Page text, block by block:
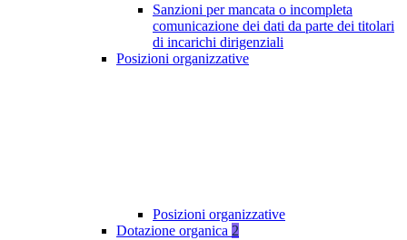
Sanzioni per mancata o incompleta
comunicazione dei dati da parte dei titolari
di incarichi dirigenziali
Posizioni organizzative
Posizioni organizzative
Dotazione organica 2